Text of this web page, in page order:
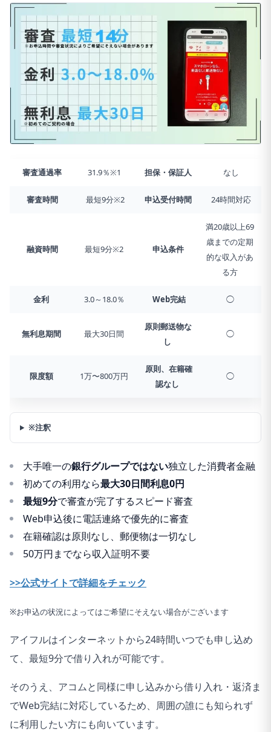
審査通過率 31.9％※1 担保・保証人 なし
審査時間 最短9分※2 申込受付時間 24時間対応
融資時間 最短9分※2 申込条件
満20歳以上69
歳までの定期
的な収入があ
る方
金利 3.0～18.0％ Web完結 ◯
無利息期間 最大30日間
原則郵送物な
し
◯
限度額 1万〜800万円
原則、在籍確
認なし
◯
※注釈
大手唯一の銀行グループではない独立した消費者金融
初めての利用なら最大30日間利息0円
最短9分で審査が完了するスピード審査
Web申込後に電話連絡で優先的に審査
在籍確認は原則なし、郵便物は一切なし
50万円までなら収入証明不要
>>公式サイトで詳細をチェック
※お申込の状況によってはご希望にそえない場合がございます
アイフルはインターネットから24時間いつでも申し込め
て、最短9分で借り入れが可能です。
そのうえ、アコムと同様に申し込みから借り入れ・返済ま
でWeb完結に対応しているため、周囲の誰にも知られず
に利用したい方にも向いています。